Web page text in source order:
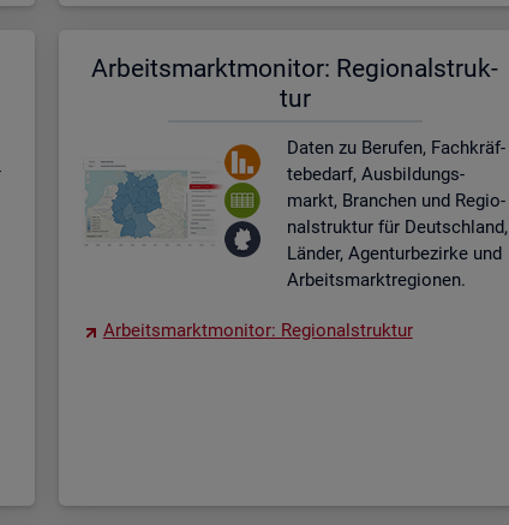
Ar­beits­markt­mo­ni­tor: Re­gio­nal­struk­
tur
Daten zu Be­ru­fen, Fach­kräf­
te­be­darf, Aus­bil­dungs­
markt, Bran­chen und Re­gio­
nal­struk­tur für Deutsch­land,
Län­der, Agen­tur­be­zir­ke und
Ar­beits­markt­re­gio­nen.
Ar­beits­markt­mo­ni­tor: Re­gio­nal­struk­tur